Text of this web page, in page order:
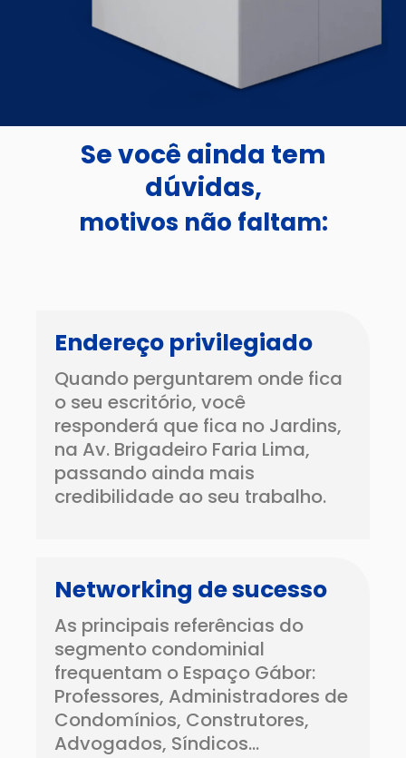
Se você ainda tem
dúvidas,
motivos não faltam:
Endereço privilegiado
Quando perguntarem onde fica
o seu escritório, você
responderá que fica no Jardins,
na Av. Brigadeiro Faria Lima,
passando ainda mais
credibilidade ao seu trabalho.
Networking de sucesso
As principais referências do
segmento condominial
frequentam o Espaço Gábor:
Professores, Administradores de
Condomínios, Construtores,
Advogados, Síndicos…